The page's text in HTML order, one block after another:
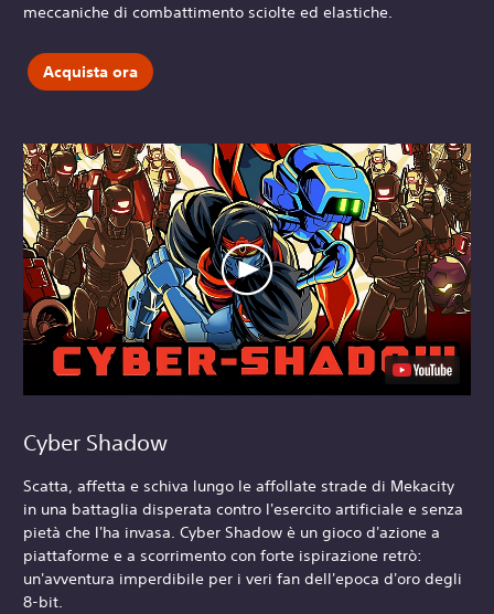
meccaniche di combattimento sciolte ed elastiche.
Acquista ora
Cyber Shadow
Scatta, affetta e schiva lungo le affollate strade di Mekacity
in una battaglia disperata contro l'esercito artificiale e senza
pietà che l'ha invasa. Cyber Shadow è un gioco d'azione a
piattaforme e a scorrimento con forte ispirazione retrò:
un'avventura imperdibile per i veri fan dell'epoca d'oro degli
8-bit.